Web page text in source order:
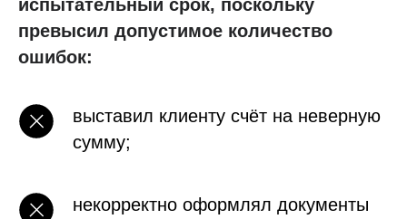
испытательный срок, поскольку
превысил допустимое количество
ошибок:
выставил клиенту счёт на неверную
сумму;
некорректно оформлял документы